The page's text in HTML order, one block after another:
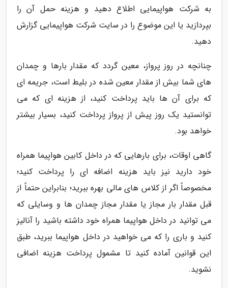
به شرکت هواپیمایی اطلاع دهید و هزینه حمل آن را
بپردازید یا این موضوع را در سایت شرکت هواپیمایی گزارش
دهید.
چنانچه در روز پرواز، معین گردد که مقدار بارها و چمدان
های شما بیش از مقدار معین شده در بلیط است، جریمه ای
که برای آن ها باید پرداخت کنید، از هزینه ای که می
توانستید یک روز پیش از پرواز پرداخت کنید، بسیار بیشتر
خواهد بود.
گاهی اوقات، برای بارهایی که در داخل کابین هواپیما همراه
خود دارید نیز باید هزینه اضافه ای را پرداخت کنید؛
مخصوصاً اگر از کلاس های مالی بهره ببرید؛ بنابراین حتماً از
قبل مقدار بار مجاز یا مقدار مجاز چمدان ها و وسایلی که
می توانید در داخل هواپیما همراه خود داشته باشید را آنالیز
کنید و باری را که می خواهید در داخل هواپیما ببرید، طبق
این قوانین آماده کنید تا مشمول پرداخت هزینه اضافی
نشوید.